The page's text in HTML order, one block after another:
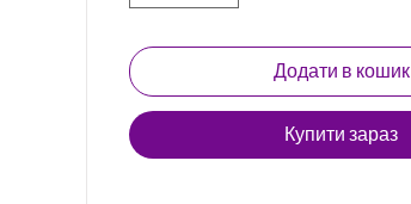
Додати в кошик
Купити зараз